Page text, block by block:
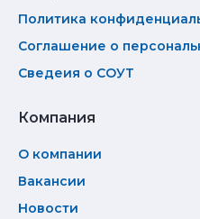
Политика
Соглашение о
Сведеия о СОУТ
Компания
О компании
Вакансии
Новости